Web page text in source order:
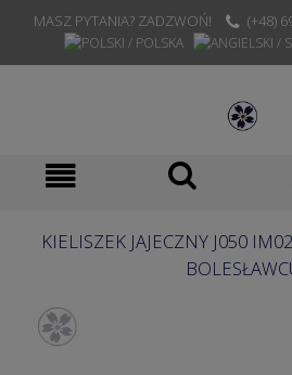
MASZ PYTANIA? ZADZWOŃ! (+48)
KIELISZEK JAJECZNY J050